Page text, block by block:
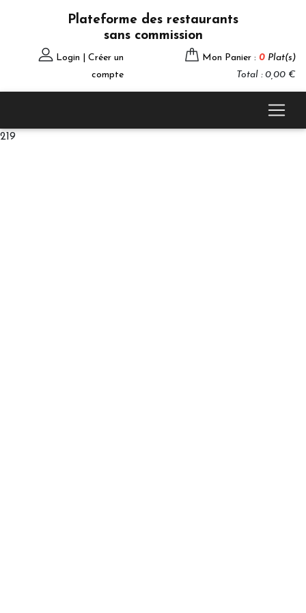
Plateforme des restaurants
sans commission
Login | Créer un
compte
Mon Panier : 0 Plat(s)
Total : 0,00 €
219